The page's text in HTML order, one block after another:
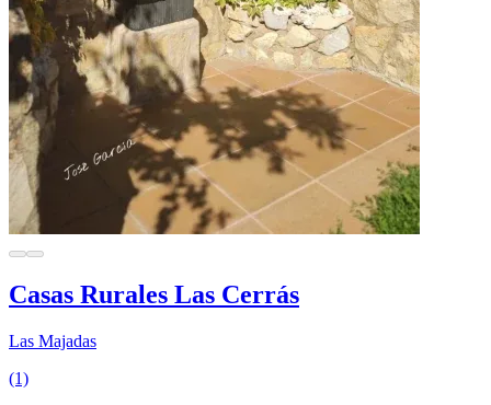
Casas Rurales Las Cerrás
Las Majadas
(1)